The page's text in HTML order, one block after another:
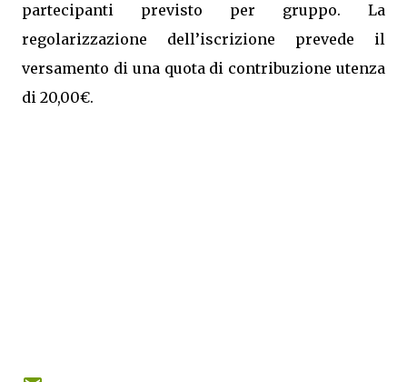
partecipanti previsto per gruppo. La
regolarizzazione dell’iscrizione prevede il
versamento di una quota di contribuzione utenza
di 20,00€.